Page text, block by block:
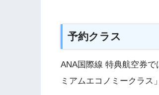
予約クラス
ANA国際線 特典航空券
ミアムエコノミークラス